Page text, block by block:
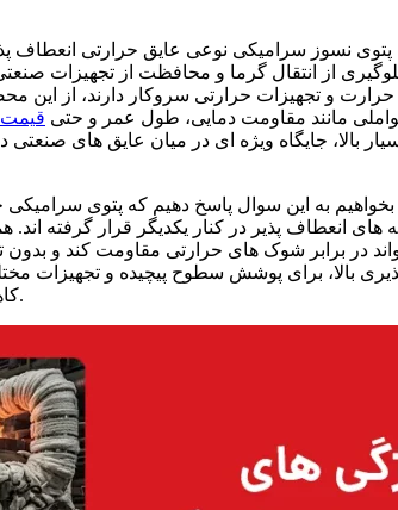
پتوی نسوز سرامیکی نوعی عایق حرارتی انعطاف
از انتقال گرما و محافظت از تجهیزات
حرارت و تجهیزات حرارتی سروکار دارند، از این
مانند مقاومت دمایی، طول عمر و حتی
بالا، جایگاه ویژه ای در میان عایق های
بخواهیم به این سوال پاسخ دهیم که پتوی
های انعطاف پذیر در کنار یکدیگر قرار گرفته
در برابر شوک های حرارتی مقاومت کند و
بالا، برای پوشش سطوح پیچیده و تجهیزات
کاهش مصرف انرژی و افزایش ایمنی تجهیزات هستند، به یک انتخاب رایج تبدیل شده است.